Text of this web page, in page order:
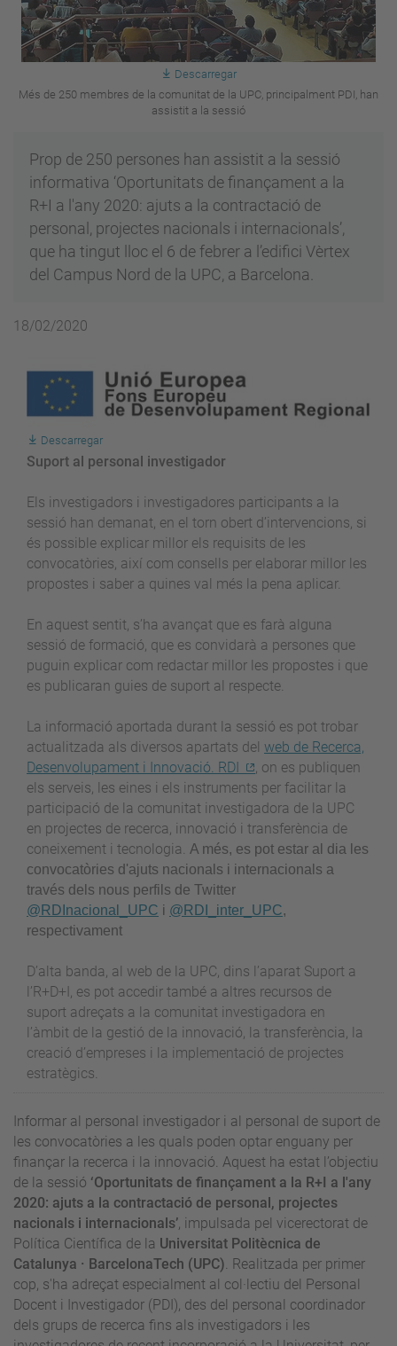
Descarregar
Més de 250 membres de la comunitat de la UPC, principalment PDI, han
assistit a la sessió
Prop de 250 persones han assistit a la sessió
informativa ‘Oportunitats de finançament a la
R+I a l'any 2020: ajuts a la contractació de
personal, projectes nacionals i internacionals’,
que ha tingut lloc el 6 de febrer a l’edifici Vèrtex
del Campus Nord de la UPC, a Barcelona.
18/02/2020
Descarregar
Suport al personal investigador
Els investigadors i investigadores participants a la
sessió han demanat, en el torn obert d’intervencions, si
és possible explicar millor els requisits de les
convocatòries, així com consells per elaborar millor les
propostes i saber a quines val més la pena aplicar.
En aquest sentit, s’ha avançat que es farà alguna
sessió de formació, que es convidarà a persones que
puguin explicar com redactar millor les propostes i que
es publicaran guies de suport al respecte.
La informació aportada durant la sessió es pot trobar
actualitzada als diversos apartats del web de Recerca,
Desenvolupament i Innovació. RDI
, on es publiquen
els serveis, les eines i els instruments per facilitar la
participació de la comunitat investigadora de la UPC
en projectes de recerca, innovació i transferència de
coneixement i tecnologia. A més, es pot estar al dia les
convocatòries d'ajuts nacionals i internacionals a
través dels nous perfils de Twitter
@RDInacional_UPC i @RDI_inter_UPC,
respectivament
D’alta banda, al web de la UPC, dins l’aparat Suport a
l’R+D+I, es pot accedir també a altres recursos de
suport adreçats a la comunitat investigadora en
l’àmbit de la gestió de la innovació, la transferència, la
creació d’empreses i la implementació de projectes
estratègics.
Informar al personal investigador i al personal de suport de
les convocatòries a les quals poden optar enguany per
finançar la recerca i la innovació. Aquest ha estat l’objectiu
de la sessió ‘Oportunitats de finançament a la R+I a l'any
2020: ajuts a la contractació de personal, projectes
nacionals i internacionals’, impulsada pel vicerectorat de
Política Científica de la Universitat Politècnica de
Catalunya · BarcelonaTech (UPC). Realitzada per primer
cop, s'ha adreçat especialment al col·lectiu del Personal
Docent i Investigador (PDI), des del personal coordinador
dels grups de recerca fins als investigadors i les